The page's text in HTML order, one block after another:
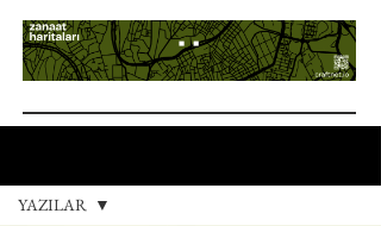
YAZILAR